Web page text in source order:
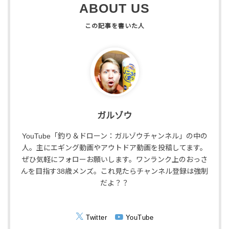
ABOUT US
ガルゾウ
YouTube「釣り＆ドローン：ガルゾウチャンネル」の中の
人。主にエギング動画やアウトドア動画を投稿してます。
ぜひ気軽にフォローお願いします。ワンランク上のおっさ
んを目指す38歳メンズ。これ見たらチャンネル登録は強制
だよ？？
Twitter YouTube